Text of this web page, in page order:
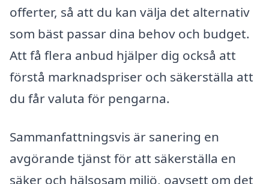
offerter, så att du kan välja det alternativ
som bäst passar dina behov och budget.
Att få flera anbud hjälper dig också att
förstå marknadspriser och säkerställa att
du får valuta för pengarna.
Sammanfattningsvis är sanering en
avgörande tjänst för att säkerställa en
säker och hälsosam miljö, oavsett om det